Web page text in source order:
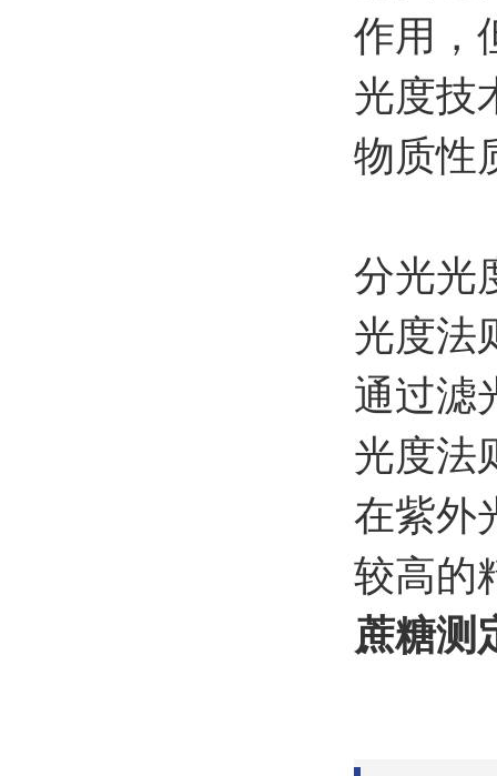
作用，
光度技
物质性
分光光
光度法
通过滤
光度法
在紫外
较高的
蔗糖测